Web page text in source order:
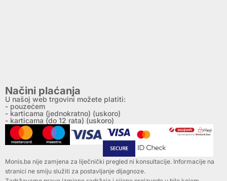
Načini plaćanja
U našoj web trgovini možete platiti:
- pouzećem
- karticama (jednokratno) (uskoro)
- karticama (do 12 rata) (uskoro)
Monis.ba nije zamjena za liječnički pregled ni konsultacije. Informacije na
stranici ne smiju služiti za postavljanje dijagnoze.